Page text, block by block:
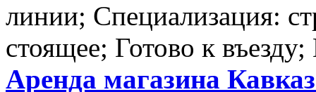
линии; Специализация:
стоящее; Готово к
Аренда магазина